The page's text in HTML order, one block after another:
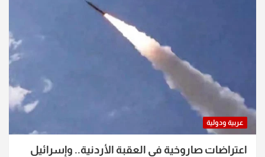
عربية ودولية
اعتراضات صاروخية في العقبة الأردنية.. وإسرائيل